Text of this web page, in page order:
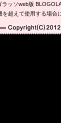
ッソweb版
超えて使用する場
Copyright(C)2010-